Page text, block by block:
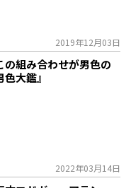
2019年12月03日
の組み合わせが男色の
大鑑』
2022年03月14日